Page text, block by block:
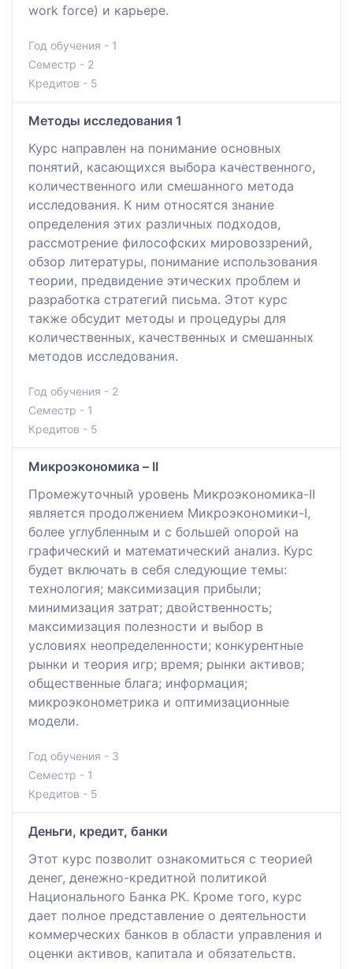
work force) и карьере.
Год обучения - 1
Семестр - 2
Кредитов - 5
Методы исследования 1
Курс направлен на понимание основных
понятий, касающихся выбора качественного,
количественного или смешанного метода
исследования. К ним относятся знание
определения этих различных подходов,
рассмотрение философских мировоззрений,
обзор литературы, понимание использования
теории, предвидение этических проблем и
разработка стратегий письма. Этот курс
также обсудит методы и процедуры для
количественных, качественных и смешанных
методов исследования.
Год обучения - 2
Семестр - 1
Кредитов - 5
Микроэкономика – II
Промежуточный уровень Микроэкономика-II
является продолжением Микроэкономики-I,
более углубленным и с большей опорой на
графический и математический анализ. Курс
будет включать в себя следующие темы:
технология; максимизация прибыли;
минимизация затрат; двойственность;
максимизация полезности и выбор в
условиях неопределенности; конкурентные
рынки и теория игр; время; рынки активов;
общественные блага; информация;
микроэконометрика и оптимизационные
модели.
Год обучения - 3
Семестр - 1
Кредитов - 5
Деньги, кредит, банки
Этот курс позволит ознакомиться с теорией
денег, денежно-кредитной политикой
Национального Банка РК. Кроме того, курс
дает полное представление о деятельности
коммерческих банков в области управления и
оценки активов, капитала и обязательств.